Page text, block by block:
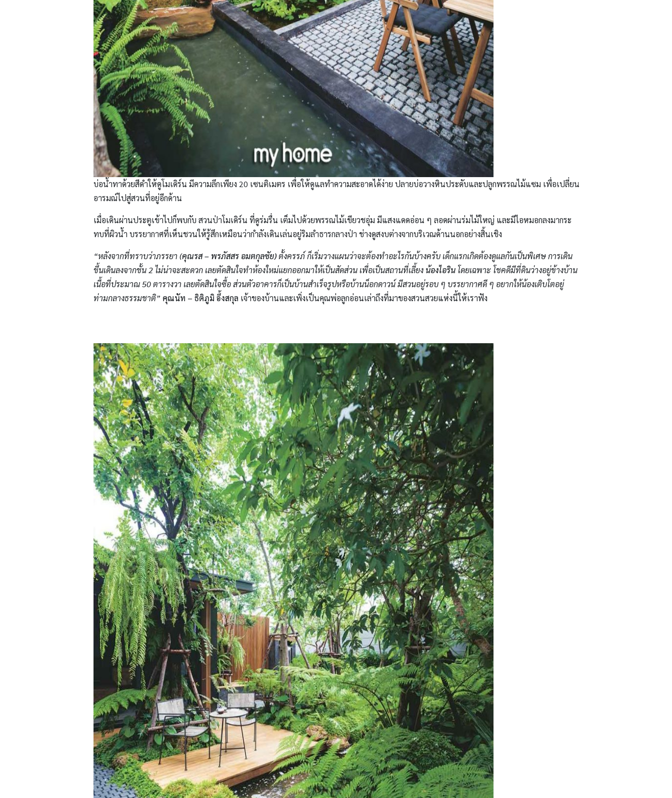
บ่อน้ำทาด้วยสีดำให้ดูโมเดิร์น มีความลึกเพียง 20 เซนติเมตร เพื่อให้ดูแลทำความสะอาดได้ง่าย ปลายบ่อวางหินประดับและปลูกพรรณไม้แซม เพื่อเปลี่ยน
อารมณ์ไปสู่สวนที่อยู่อีกด้าน
เมื่อเดินผ่านประตูเข้าไปก็พบกับ สวนป่าโมเดิร์น ที่ดูร่มรื่น เต็มไปด้วยพรรณไม้เขียวชอุ่ม มีแสงแดดอ่อน ๆ ลอดผ่านร่มไม้ใหญ่ และมีไอหมอกลงมากระ
ทบที่ผิวน้ำ บรรยากาศที่เห็นชวนให้รู้สึกเหมือนว่ากำลังเดินเล่นอยู่ริมลำธารกลางป่า ช่างดูสงบต่างจากบริเวณด้านนอกอย่างสิ้นเชิง
“หลังจากที่ทราบว่าภรรยา (คุณรส– พรภัสสร อมตกุลชัย) ตั้งครรภ์ ก็เริ่มวางแผนว่าจะต้องทำอะไรกันบ้างครับ เด็กแรกเกิดต้องดูแลกันเป็นพิเศษ การเดิน
ขึ้นเดินลงจากชั้น 2 ไม่น่าจะสะดวก เลยตัดสินใจทำห้องใหม่แยกออกมาให้เป็นสัดส่วน เพื่อเป็นสถานที่เลี้ยง น้องไอริน โดยเฉพาะ โชคดีมีที่ดินว่างอยู่ข้างบ้าน
เนื้อที่ประมาณ50 ตารางวา เลยตัดสินใจซื้อ ส่วนตัวอาคารก็เป็นบ้านสำเร็จรูปหรือบ้านน็อกดาวน์ มีสวนอยู่รอบ ๆ บรรยากาศดี ๆ อยากให้น้องเติบโตอยู่
ท่ามกลางธรรมชาติ” คุณนัท – ธิติภูมิ อึ้งสกุล เจ้าของบ้านและเพิ่งเป็นคุณพ่อลูกอ่อนเล่าถึงที่มาของสวนสวยแห่งนี้ให้เราฟัง